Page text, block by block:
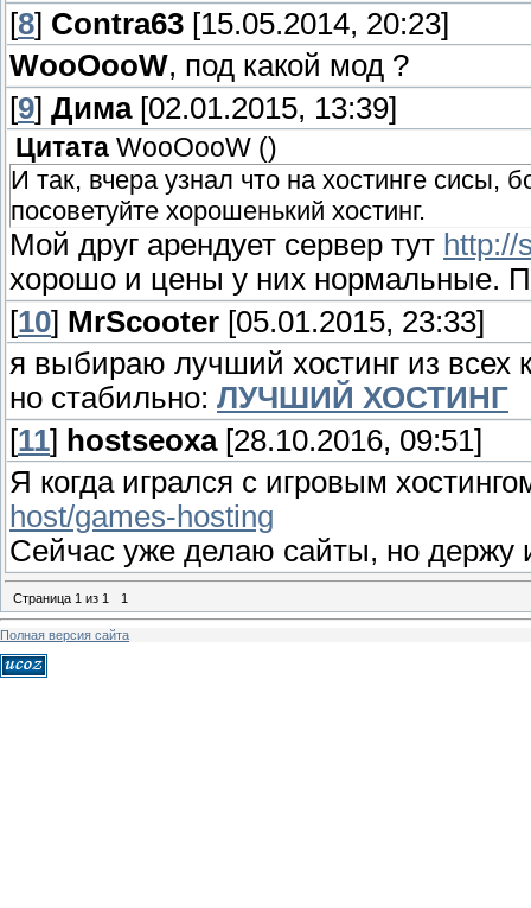
[8] Contra63 [15.05.2014, 20:23]
WooOooW, под какой мод ?
[9] Дима[02.01.2015, 13:39]
Цитата WooOooW ()
И так, вчера узнал что на хостинге сисы,
посоветуйте хорошенький хостинг.
Мой друг арендует сервер тут http://
хорошо и цены у них нормальные.
[10] MrScooter [05.01.2015, 23:33]
я выбираю лучший хостинг из всех
но стабильно: ЛУЧШИЙ ХОСТИНГ
[11] hostseoxa[28.10.2016, 09:51]
Я когда игрался с игровым
host/games-hosting
Сейчас уже делаю сайты, но держу
Страница 1 из 1 1
Полная версия сайта